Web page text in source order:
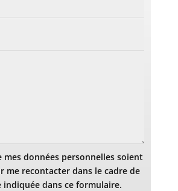
mes données personnelles soient
me recontacter dans le cadre de
indiquée dans ce formulaire.